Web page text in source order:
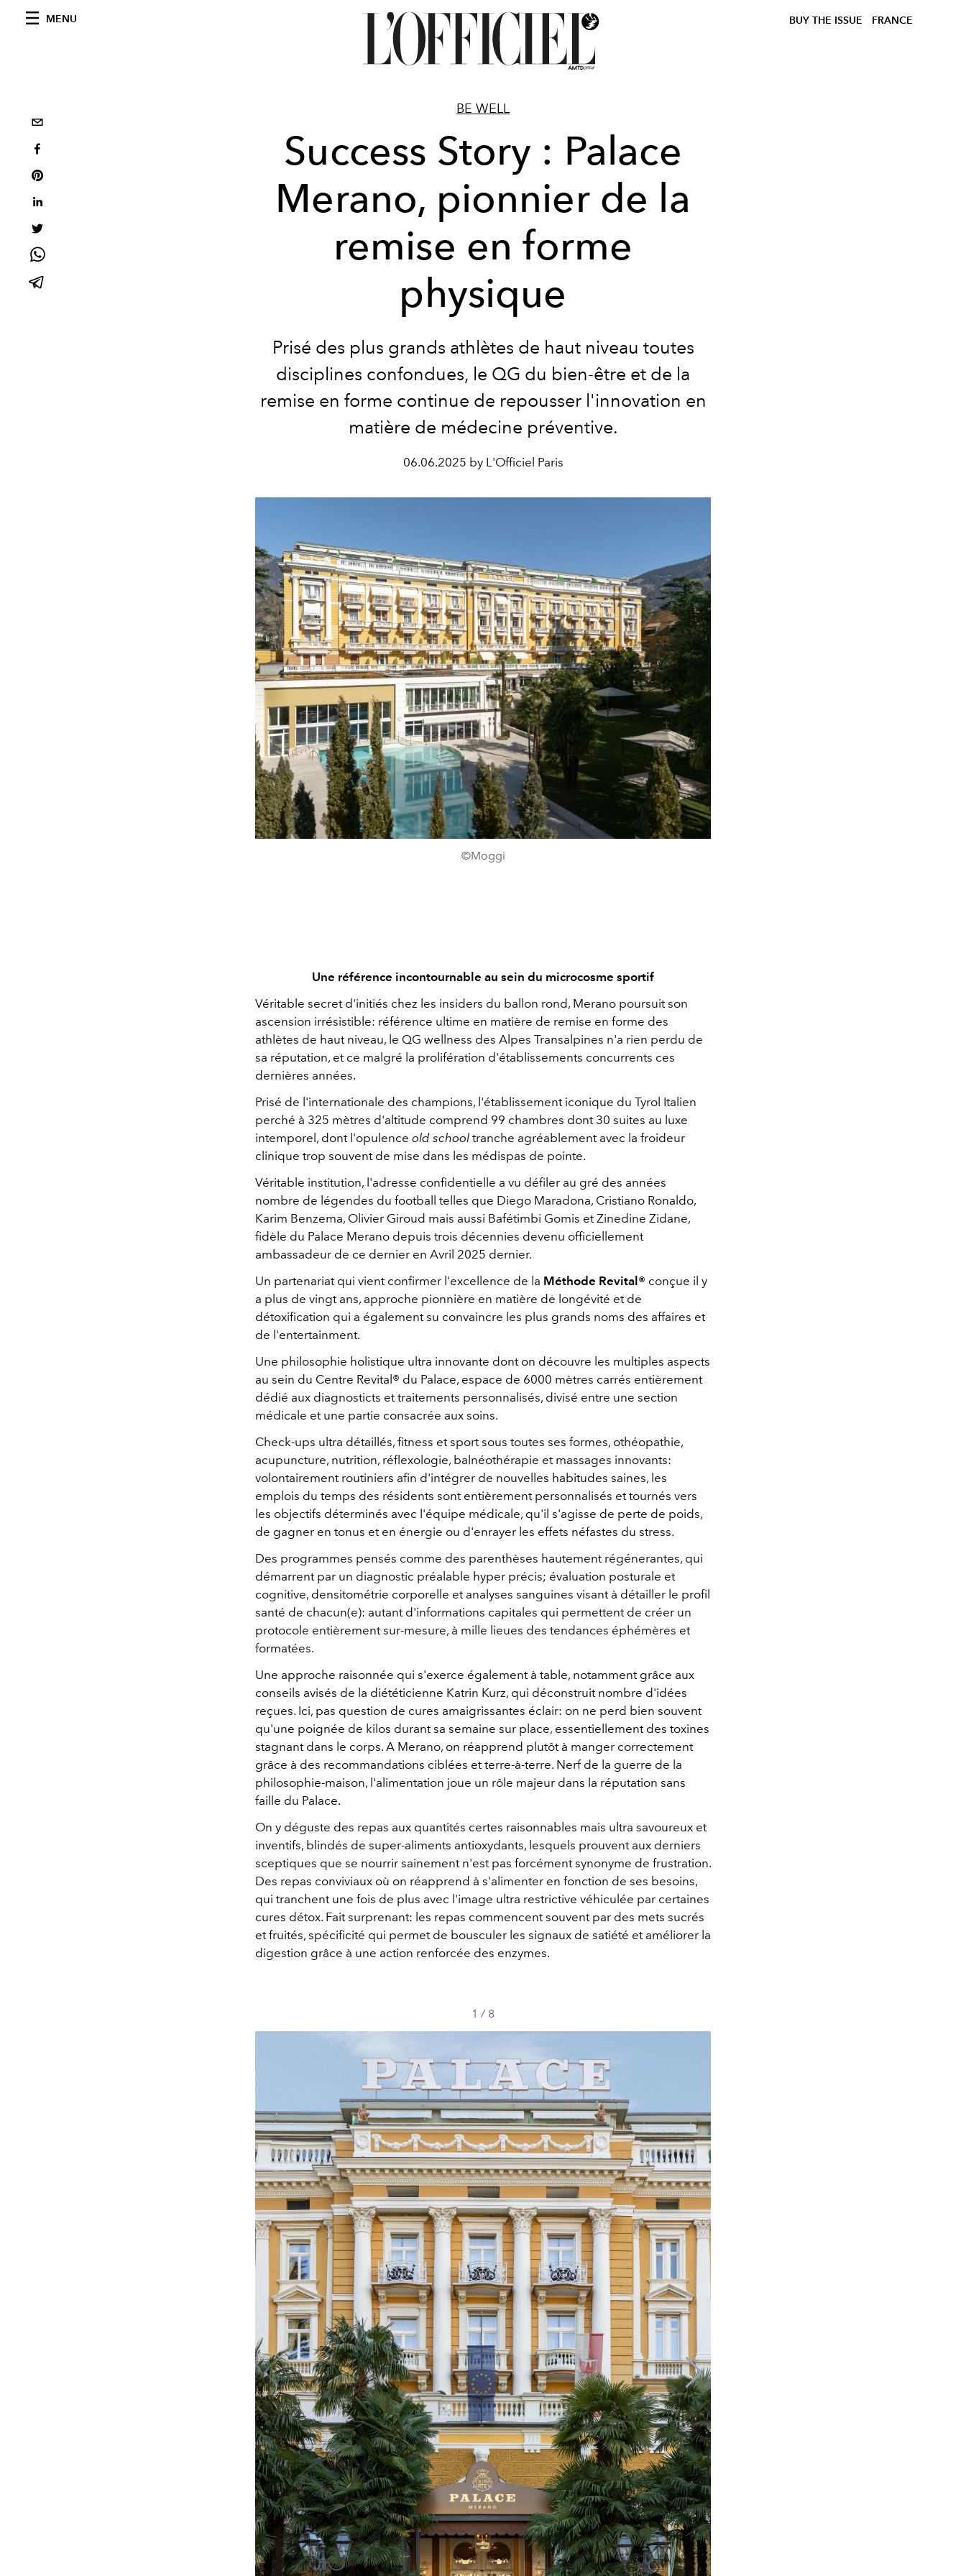
MENU BUY THE ISSUE FRANCE
BE WELL
Success Story : Palace
Merano, pionnier de la
remise en forme
physique
Prisé des plus grands athlètes de haut niveau toutes
disciplines confondues, le QG du bien-être et de la
remise en forme continue de repousser l'innovation en
matière de médecine préventive.
06.06.2025 by L'Officiel Paris
©Moggi
Une référence incontournable au sein du microcosme sportif
Véritable secret d'initiés chez les insiders du ballon rond, Merano poursuit son
ascension irrésistible: référence ultime en matière de remise en forme des
athlètes de haut niveau, le QG wellness des Alpes Transalpines n'a rien perdu de
sa réputation, et ce malgré la prolifération d'établissements concurrents ces
dernières années.
Prisé de l'internationale des champions, l'établissement iconique du Tyrol Italien
perché à 325 mètres d'altitude comprend 99 chambres dont 30 suites au luxe
intemporel, dont l'opulence old school tranche agréablement avec la froideur
clinique trop souvent de mise dans les médispas de pointe.
Véritable institution, l'adresse confidentielle a vu défiler au gré des années
nombre de légendes du football telles que Diego Maradona, Cristiano Ronaldo,
Karim Benzema, Olivier Giroud mais aussi Bafétimbi Gomis et Zinedine Zidane,
fidèle du Palace Merano depuis trois décennies devenu officiellement
ambassadeur de ce dernier en Avril 2025 dernier.
Un partenariat qui vient confirmer l'excellence de la Méthode Revital ® conçue il y
a plus de vingt ans, approche pionnière en matière de longévité et de
détoxification qui a également su convaincre les plus grands noms des affaires et
de l'entertainment.
Une philosophie holistique ultra innovante dont on découvre les multiples aspects
au sein du Centre Revital® du Palace, espace de 6000 mètres carrés entièrement
dédié aux diagnosticts et traitements personnalisés, divisé entre une section
médicale et une partie consacrée aux soins.
Check-ups ultra détaillés, fitness et sport sous toutes ses formes, othéopathie,
acupuncture, nutrition, réflexologie, balnéothérapie et massages innovants:
volontairement routiniers afin d'intégrer de nouvelles habitudes saines, les
emplois du temps des résidents sont entièrement personnalisés et tournés vers
les objectifs déterminés avec l'équipe médicale, qu'il s'agisse de perte de poids,
de gagner en tonus et en énergie ou d'enrayer les effets néfastes du stress.
Des programmes pensés comme des parenthèses hautement régénerantes, qui
démarrent par un diagnostic préalable hyper précis; évaluation posturale et
cognitive, densitométrie corporelle et analyses sanguines visant à détailler le profil
santé de chacun(e): autant d'informations capitales qui permettent de créer un
protocole entièrement sur-mesure, à mille lieues des tendances éphémères et
formatées.
Une approche raisonnée qui s'exerce également à table, notamment grâce aux
conseils avisés de la diététicienne Katrin Kurz, qui déconstruit nombre d'idées
reçues. Ici, pas question de cures amaigrissantes éclair: on ne perd bien souvent
qu'une poignée de kilos durant sa semaine sur place, essentiellement des toxines
stagnant dans le corps. A Merano, on réapprend plutôt à manger correctement
grâce à des recommandations ciblées et terre-à-terre. Nerf de la guerre de la
philosophie-maison, l'alimentation joue un rôle majeur dans la réputation sans
faille du Palace.
On y déguste des repas aux quantités certes raisonnables mais ultra savoureux et
inventifs, blindés de super-aliments antioxydants, lesquels prouvent aux derniers
sceptiques que se nourrir sainement n'est pas forcément synonyme de frustration.
Des repas conviviaux où on réapprend à s'alimenter en fonction de ses besoins,
qui tranchent une fois de plus avec l'image ultra restrictive véhiculée par certaines
cures détox. Fait surprenant: les repas commencent souvent par des mets sucrés
et fruités, spécificité qui permet de bousculer les signaux de satiété et améliorer la
digestion grâce à une action renforcée des enzymes.
1 / 8